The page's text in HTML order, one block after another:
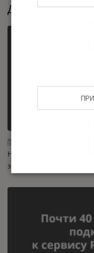
Другие новости
На трассе М-11 «Нева»
электрозарядные хабы